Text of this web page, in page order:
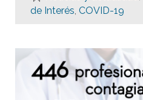
de Interés, COVID-19